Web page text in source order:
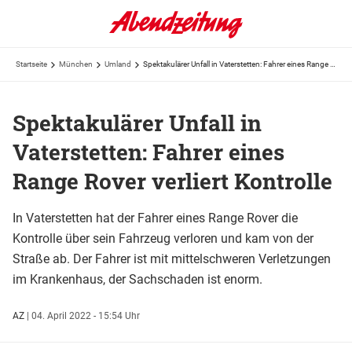
Startseite München Umland
Spektakulärer Unfall in
Vaterstetten: Fahrer eines
Range Rover verliert Kontrolle
In Vaterstetten hat der Fahrer eines Range Rover die
Kontrolle über sein Fahrzeug verloren und kam von der
Straße ab. Der Fahrer ist mit mittelschweren Verletzungen
im Krankenhaus, der Sachschaden ist enorm.
AZ | 04. April 2022 - 15:54 Uhr